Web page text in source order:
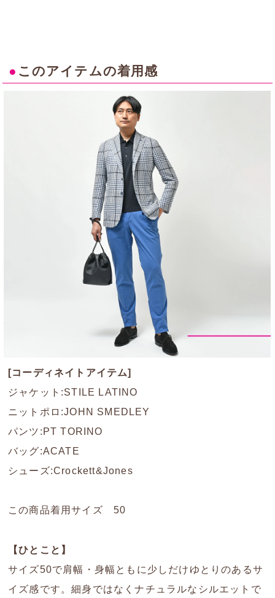
● このアイテムの着用感
[コーディネイトアイテム]
ジャケット:STILE LATINO
ニットポロ:JOHN SMEDLEY
パンツ:PT TORINO
バッグ:ACATE
シューズ:Crockett&Jones
この商品着用サイズ 50
【ひとこと】
サイズ50で肩幅・身幅ともに少しだけゆとりのあるサ
イズ感です。細身ではなくナチュラルなシルエットで